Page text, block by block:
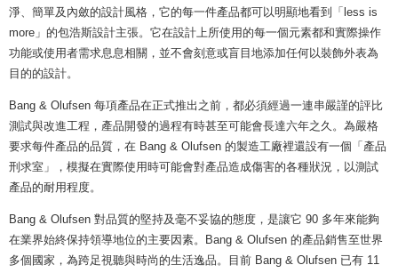
淨、簡單及內斂的設計風格，它的每一件產品都可以明顯地看到「less is
more」的包浩斯設計主張。它在設計上所使用的每一個元素都和實際操作
功能或使用者需求息息相關，並不會刻意或盲目地添加任何以裝飾外表為
目的的設計。
Bang & Olufsen 每項產品在正式推出之前，都必須經過一連串嚴謹的評比
測試與改進工程，產品開發的過程有時甚至可能會長達六年之久。為嚴格
要求每件產品的品質，在 Bang & Olufsen 的製造工廠裡還設有一個「產品
刑求室」，模擬在實際使用時可能會對產品造成傷害的各種狀況，以測試
產品的耐用程度。
Bang & Olufsen 對品質的堅持及毫不妥協的態度，是讓它 90 多年來能夠
在業界始終保持領導地位的主要因素。Bang & Olufsen 的產品銷售至世界
多個國家，為跨足視聽與時尚的生活逸品。目前 Bang & Olufsen 已有 11